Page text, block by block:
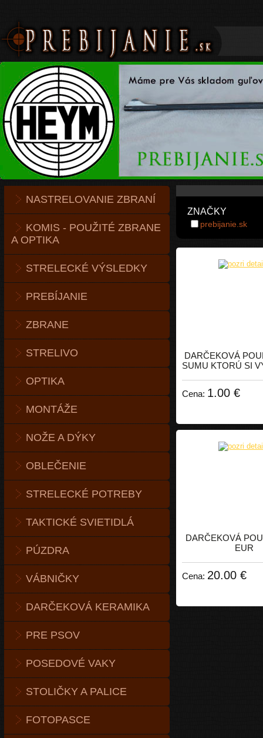
NASTRELOVANIE ZBRANÍ
KOMIS - POUŽITÉ ZBRANE
A OPTIKA
STRELECKÉ VÝSLEDKY
PREBÍJANIE
ZBRANE
STRELIVO
OPTIKA
MONTÁŽE
NOŽE A DÝKY
OBLEČENIE
STRELECKÉ POTREBY
TAKTICKÉ SVIETIDLÁ
PÚZDRA
VÁBNIČKY
DARČEKOVÁ KERAMIKA
PRE PSOV
POSEDOVÉ VAKY
STOLIČKY A PALICE
FOTOPASCE
ZNAČKY
prebijanie.sk
DARČEKOVÁ
SUMU KTORÚ SI
Cena: 1.00 €
DARČEKOVÁ
EUR
Cena: 20.00 €